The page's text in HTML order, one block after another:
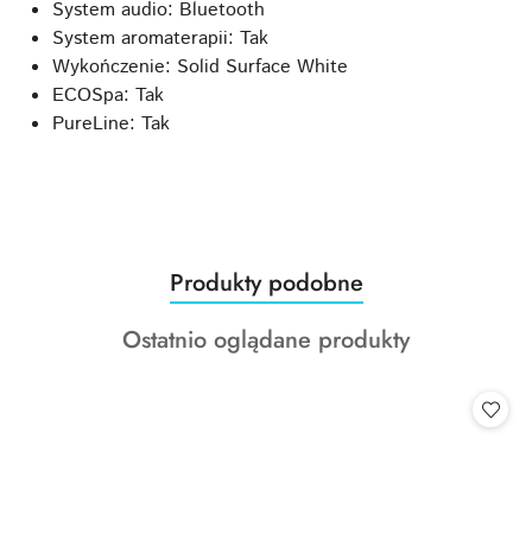
System audio: Bluetooth
System aromaterapii: Tak
Wykończenie: Solid Surface White
ECOSpa: Tak
PureLine: Tak
Pomiń karuzelę produktów
Produkty
o
statusie:
Produkty podobne
Produkty
Ostatnio oglądane produkty